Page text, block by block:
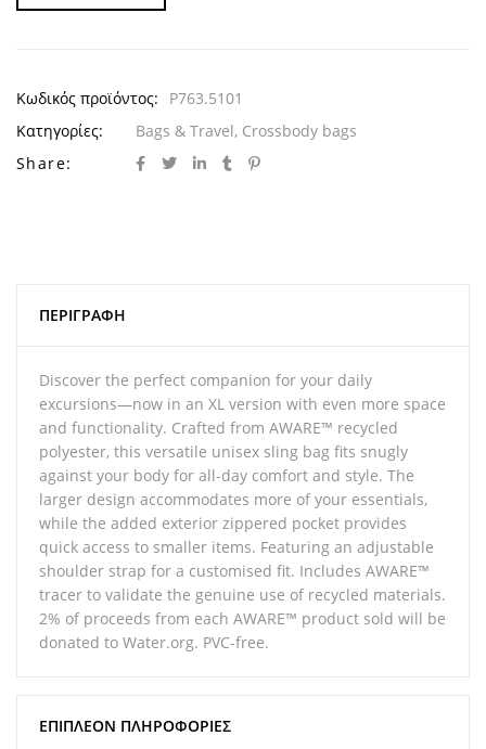
Κωδικός προϊόντος:
P763.5101
Κατηγορίες:
Bags & Travel, Crossbody bags
Share:
ΠΕΡΙΓΡΑΦΉ
Discover the perfect companion for your daily
excursions—now in an XL version with even more space
and functionality. Crafted from AWARE™ recycled
polyester, this versatile unisex sling bag fits snugly
against your body for all-day comfort and style. The
larger design accommodates more of your essentials,
while the added exterior zippered pocket provides
quick access to smaller items. Featuring an adjustable
shoulder strap for a customised fit. Includes AWARE™
tracer to validate the genuine use of recycled materials.
2% of proceeds from each AWARE™ product sold will be
donated to Water.org. PVC-free.
ΕΠΙΠΛΈΟΝ ΠΛΗΡΟΦΟΡΊΕΣ